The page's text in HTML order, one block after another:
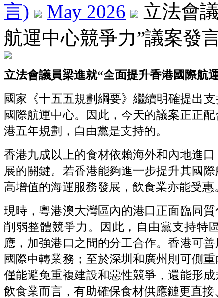
言)
May 2026
立法會
航運中心競爭力”議案發
立法會議員梁進就“全面提升香港國際航
國家《十五五規劃綱要》繼續明確提出
國際航運中心。因此，今天的議案正正
港五年規劃，自由黨是支持的。
香港九成以上的食材依賴海外和內地進
展的關鍵。若香港能夠進一步提升其國
高增值的海運服務發展，飲食業亦能受惠
現時，粵港澳大灣區內的港口正面臨同
削弱整體競爭力。因此，自由黨支持特
應，加強港口之間的分工合作。香港可
國際中轉業務；至於深圳和廣州則可側
僅能避免重複建設和惡性競爭，還能形
飲食業而言，有助確保食材供應鏈更直